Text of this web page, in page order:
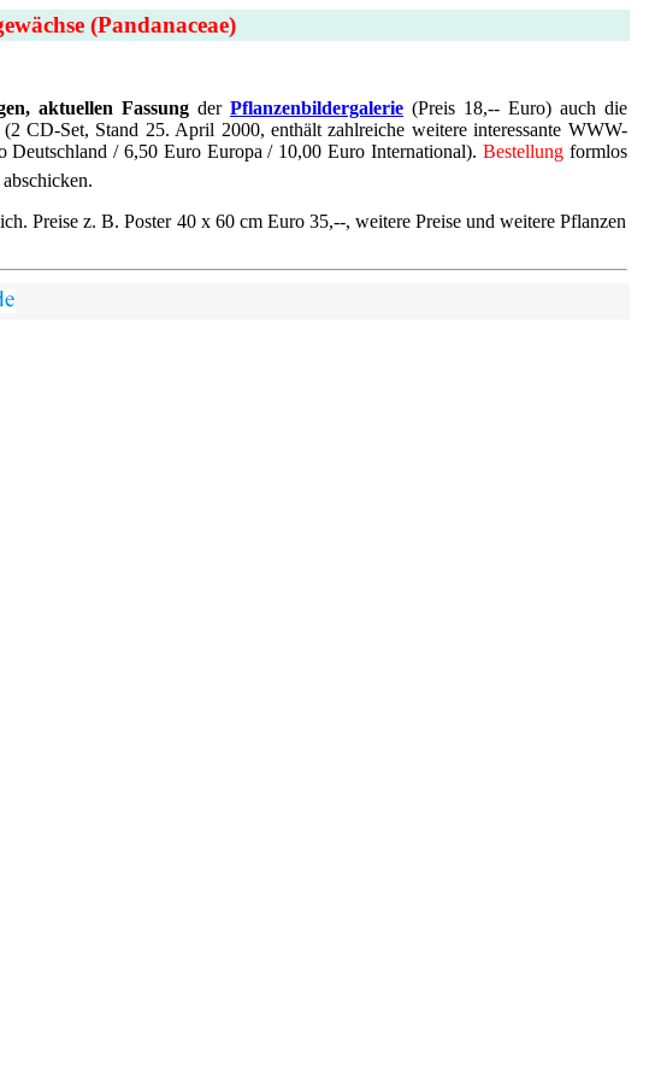
(Pandanaceae)
aktuellen Fassung der Pflanzenbildergalerie(Preis 18,-- Euro) auch die
(2 CD-Set, Stand 25. April 2000, enthält zahlreiche weitere interessante WWW-
/ 6,50 Euro Europa / 10,00 Euro International). Bestellungformlos
Preise z. B. Poster 40 x 60 cm Euro 35,--, weitere Preise und weitere Pflanzen